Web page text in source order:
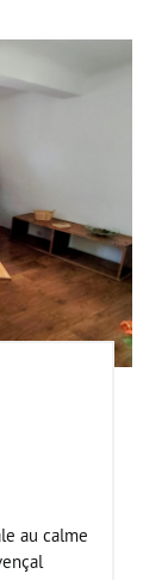
au calme